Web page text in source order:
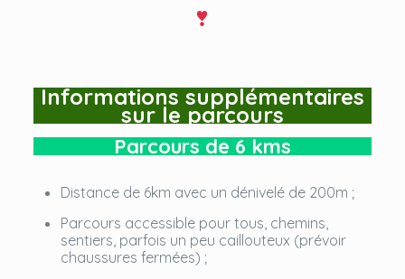
Informations supplémentaires
sur le parcours
Parcours de 6 kms
Distance de 6km avec un dénivelé de 200m ;
Parcours accessible pour tous, chemins,
sentiers, parfois un peu caillouteux (prévoir
chaussures fermées) ;